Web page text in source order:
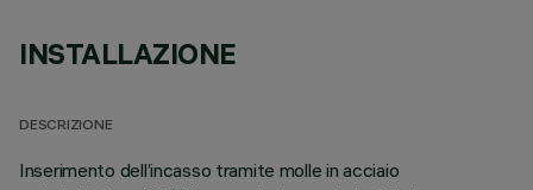
INSTALLAZIONE
DESCRIZIONE
Inserimento dell’incasso tramite molle in acciaio